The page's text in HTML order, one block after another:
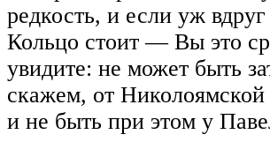
редкость, и если уж
Кольцо стоит — Вы это
увидите: не может быть
скажем, от Николоямской
и не быть при этом у